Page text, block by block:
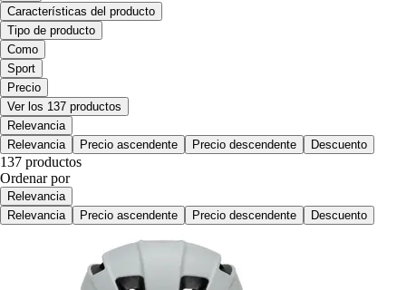
Características del producto
Tipo de producto
Como
Sport
Precio
Ver los 137 productos
Relevancia
Relevancia
Precio ascendente Precio descendente Descuento
137 productos
Ordenar por
Relevancia
Relevancia
Precio ascendente Precio descendente Descuento